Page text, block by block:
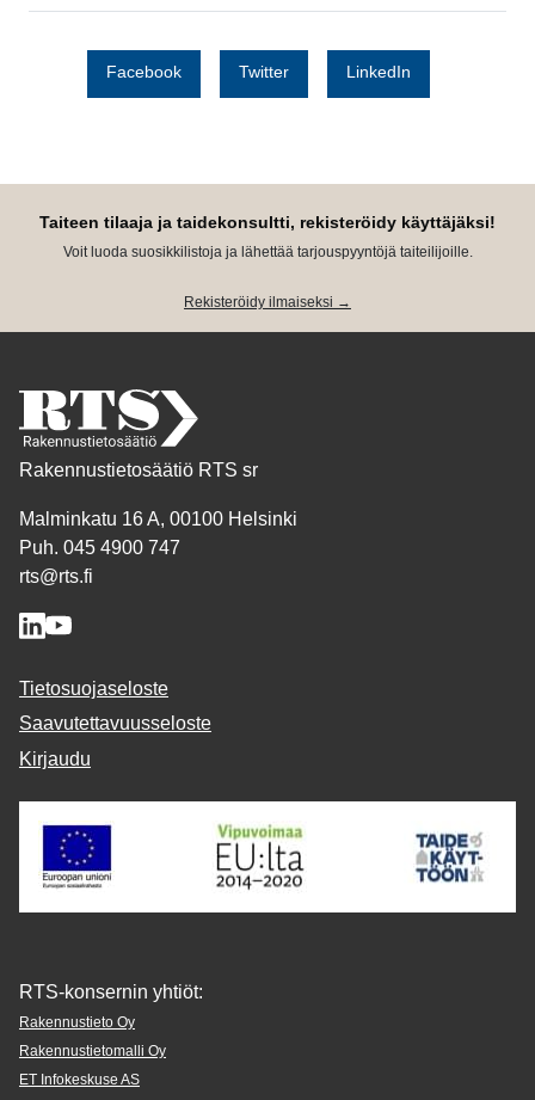
Facebook Twitter LinkedIn
Taiteen tilaaja ja taidekonsultti, rekisteröidy käyttäjäksi!
Voit luoda suosikkilistoja ja lähettää tarjouspyyntöjä taiteilijoille.
Rekisteröidy ilmaiseksi →
Rakennustietosäätiö RTS sr
Malminkatu 16 A, 00100 Helsinki
Puh. 045 4900 747
rts@rts.fi
Tietosuojaseloste
Saavutettavuusseloste
Kirjaudu
RTS-konsernin yhtiöt:
Rakennustieto Oy
Rakennustietomalli Oy
ET Infokeskuse AS